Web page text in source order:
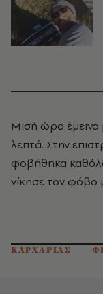
Μισή ώρα
λεπτά. Στην
φοβήθηκα
νίκησε τον φόβο
ΚΑΡΧΑΡΙΑΣ